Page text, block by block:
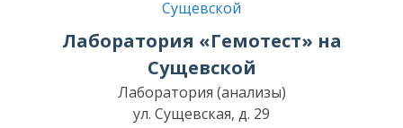
Лаборатория «Гемотест» на
Сущевской
Лаборатория (анализы)
ул. Сущевская, д. 29